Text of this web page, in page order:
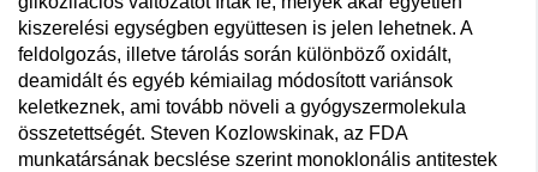
kiszerelési egységben együttesen is jelen lehetnek. A
feldolgozás, illetve tárolás során különböző oxidált,
deamidált és egyéb kémiailag módosított variánsok
keletkeznek, ami tovább növeli a gyógyszermolekula
összetettségét. Steven Kozlowskinak, az FDA
munkatársának becslése szerint monoklonális antitestek